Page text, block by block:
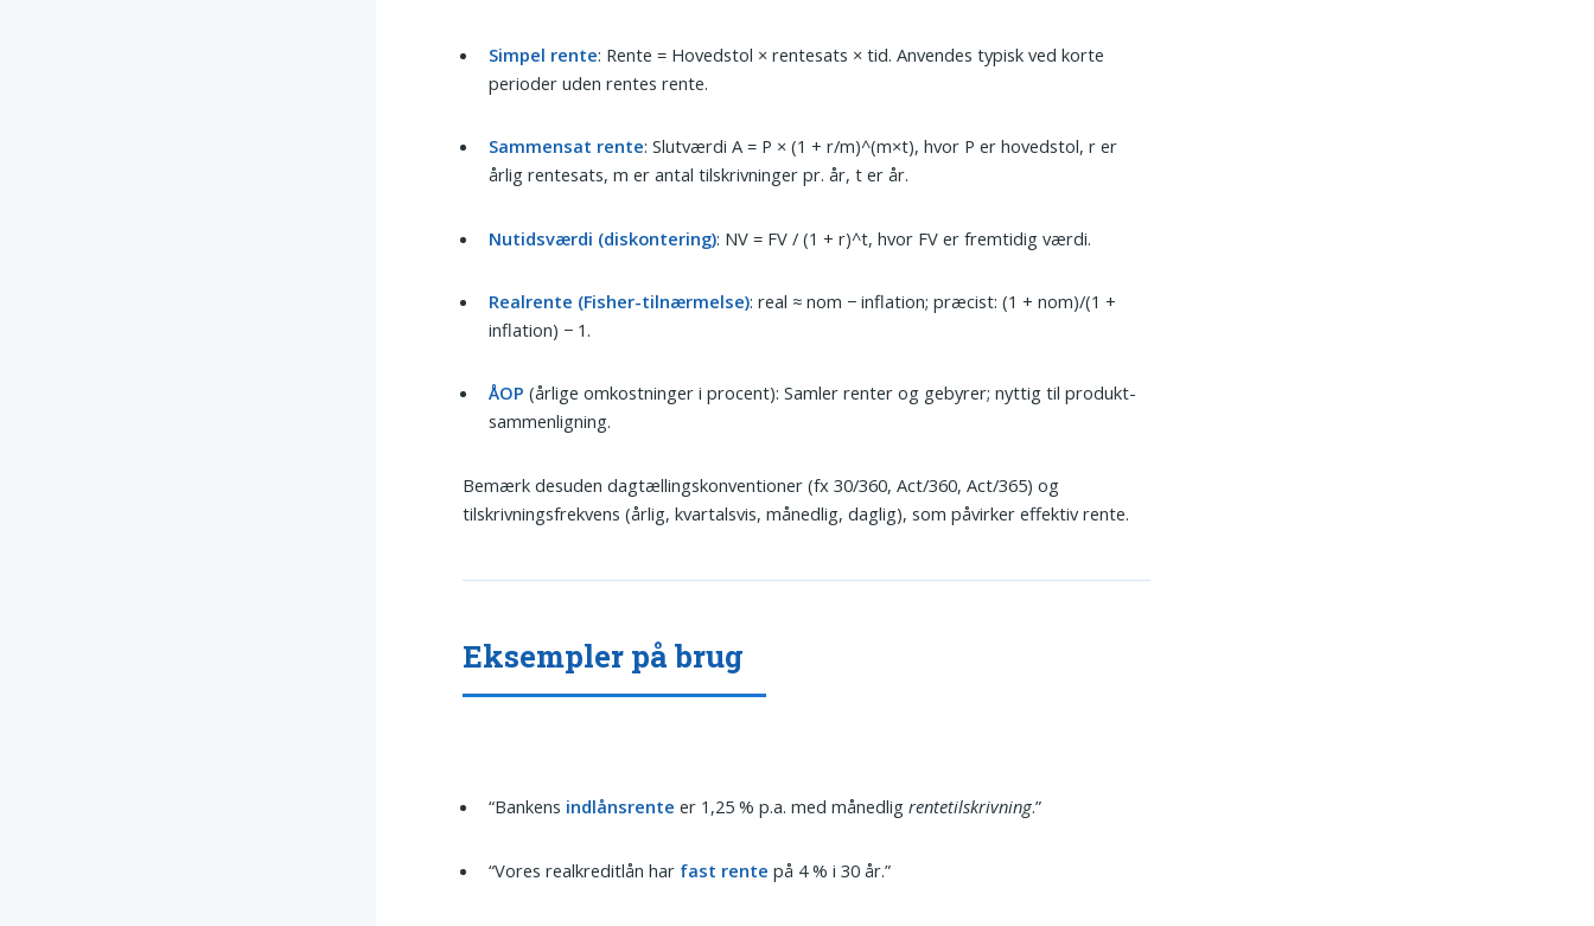
Simpel rente: Rente = Hovedstol × rentesats × tid. Anvendes typisk ved korte
perioder uden rentes rente.
Sammensat rente: Slutværdi A = P × (1 + r/m)^(m×t), hvor P er hovedstol, r er
årlig rentesats, m er antal tilskrivninger pr. år, t er år.
Nutidsværdi (diskontering): NV = FV / (1 + r)^t, hvor FV er fremtidig værdi.
Realrente (Fisher-tilnærmelse): real ≈ nom − inflation; præcist: (1 + nom)/(1 +
inflation) − 1.
ÅOP (årlige omkostninger i procent): Samler renter og gebyrer; nyttig til produkt-
sammenligning.
Bemærk desuden dagtællingskonventioner (fx 30/360, Act/360, Act/365) og
tilskrivningsfrekvens (årlig, kvartalsvis, månedlig, daglig), som påvirker effektiv rente.
Eksempler på brug
“Bankens indlånsrente er 1,25 % p.a. med månedligrentetilskrivning.”
“Vores realkreditlån har fast rente på 4 % i 30 år.”